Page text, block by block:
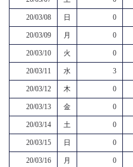
20/03/08 日 0
20/03/09 月 0
20/03/10 火 0
20/03/11 水 3
20/03/12 木 0
20/03/13 金 0
20/03/14 土 0
20/03/15 日 0
20/03/16 月 0